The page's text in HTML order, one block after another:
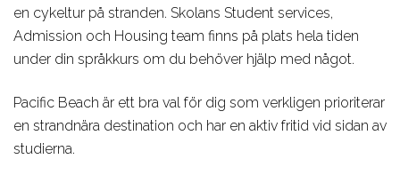
en cykeltur på stranden. Skolans Student services,
Admission och Housing team finns på plats hela tiden
under din språkkurs om du behöver hjälp med något.
Pacific Beach är ett bra val för dig som verkligen prioriterar
en strandnära destination och har en aktiv fritid vid sidan av
studierna.